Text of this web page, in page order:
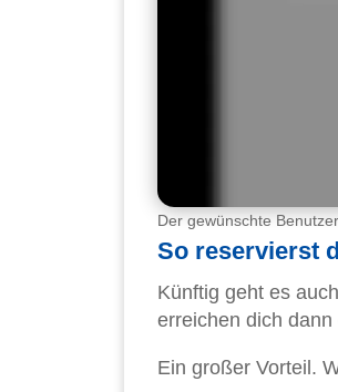
Der gewünschte
So reservierst
Künftig geht es
erreichen dich
Ein großer Vorteil.